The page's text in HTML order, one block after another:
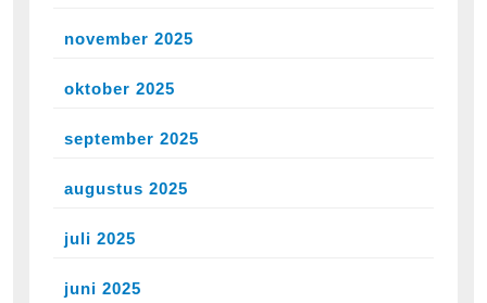
november 2025
oktober 2025
september 2025
augustus 2025
juli 2025
juni 2025